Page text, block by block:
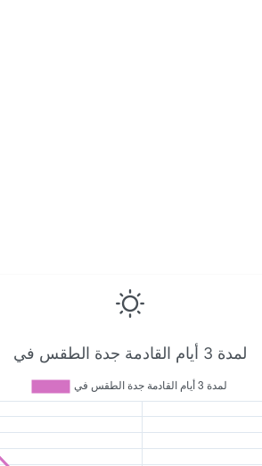
لمدة 3 أيام القادمة جدة الطقس في